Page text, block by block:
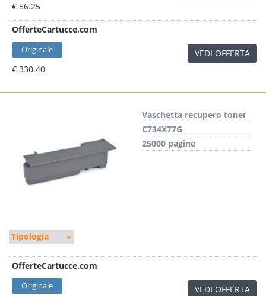
€ 56.25
OfferteCartucce.com
Originale
€ 330.40
VEDI OFFERTA
Vaschetta recupero toner
C734X77G
25000 pagine
OfferteCartucce.com
Originale VEDI OFFERTA